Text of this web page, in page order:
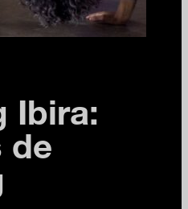
Ibira:
de